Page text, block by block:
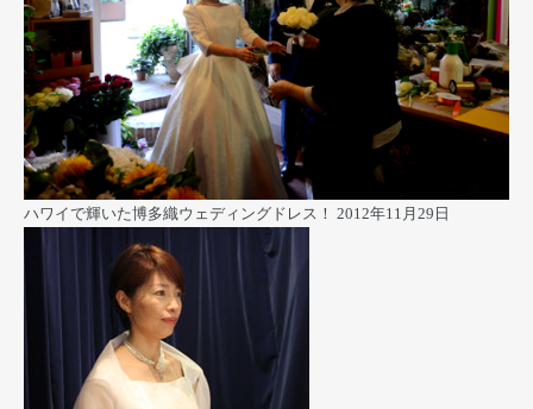
ハワイで輝いた博多織ウェディングドレス！ 2012年11月29日